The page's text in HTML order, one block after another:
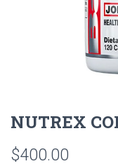
NUTREX
$400.00